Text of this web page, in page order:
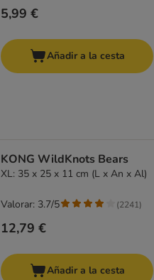
5,99 €
Añadir a la cesta
KONG WildKnots Bears
XL: 35 x 25 x 11 cm (L x An x Al)
12,79 €
Valorar: 3.7/5 (2241)
Añadir a la cesta